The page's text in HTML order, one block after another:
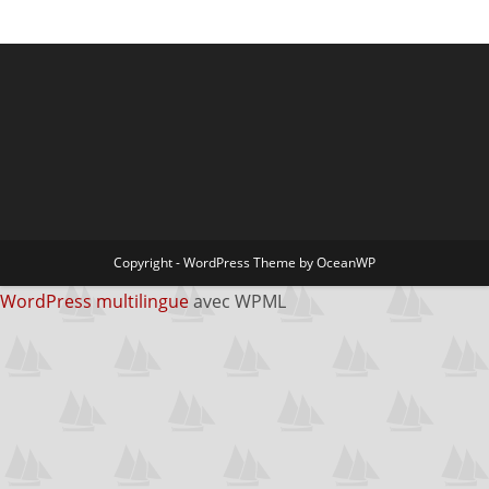
Copyright - WordPress Theme by OceanWP
WordPress multilingueavec WPML